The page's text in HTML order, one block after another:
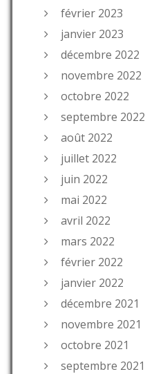
février 2023
janvier 2023
décembre 2022
novembre 2022
octobre 2022
septembre 2022
août 2022
juillet 2022
juin 2022
mai 2022
avril 2022
mars 2022
février 2022
janvier 2022
décembre 2021
novembre 2021
octobre 2021
septembre 2021